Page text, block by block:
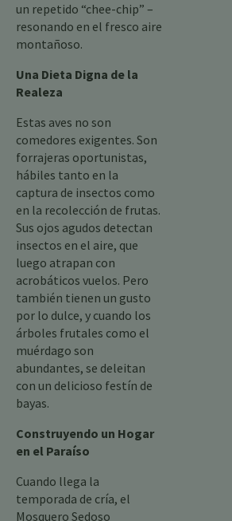
un repetido “chee-chip” –
resonando en el fresco aire
montañoso.
Una Dieta Digna de la
Realeza
Estas aves no son
comedores exigentes. Son
forrajeras oportunistas,
hábiles tanto en la
captura de insectos como
en la recolección de frutas.
Sus ojos agudos detectan
insectos en el aire, que
luego atrapan con
acrobáticos vuelos. Pero
también tienen un gusto
por lo dulce, y cuando los
árboles frutales como el
muérdago son
abundantes, se deleitan
con un delicioso festín de
bayas.
Construyendo un Hogar
en el Paraíso
Cuando llega la
temporada de cría, el
Mosquero Sedoso